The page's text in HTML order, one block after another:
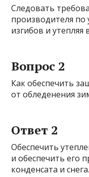
Следовать
производителя по
изгибов и
Вопрос 2
Как обеспечить
от обледенения
Ответ 2
Обеспечить
и обеспечить его
конденсата и снега.